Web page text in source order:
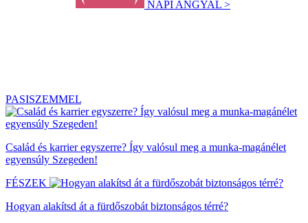
NAPI ANGYAL >
PASISZEMMEL
Család és karrier egyszerre? Így valósul meg a munka-magánélet
egyensúly Szegeden!
FÉSZEK
Hogyan alakítsd át a fürdőszobát biztonságos térré?